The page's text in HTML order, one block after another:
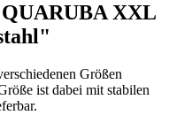
XXL
Größen
ist dabei mit stabilen